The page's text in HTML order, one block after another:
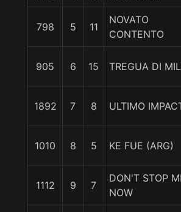
798 5 11
NOVATO
CONTENTO
905 6 15 TREGUA DI
1892 7 8 ULTIMO
1010 8 5 KE FUE (ARG)
1112 9 7
DON'T STOP
NOW